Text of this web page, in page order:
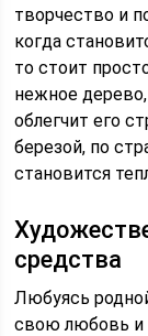
творчество и
когда
то стоит
нежное
облегчит его
березой, по
становится
средства
Любуясь
свою любовь и